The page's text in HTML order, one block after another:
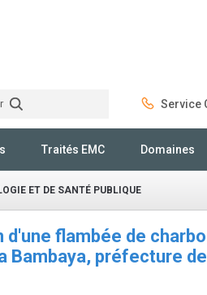
Service
Traités EMC Domaines
ET DE SANTÉ PUBLIQUE
flambée de
Bambaya, préfecture